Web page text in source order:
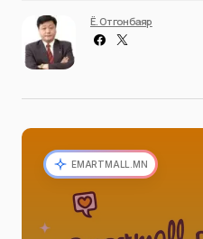
Ё. Отгонбаяр
EMARTMALL.MN